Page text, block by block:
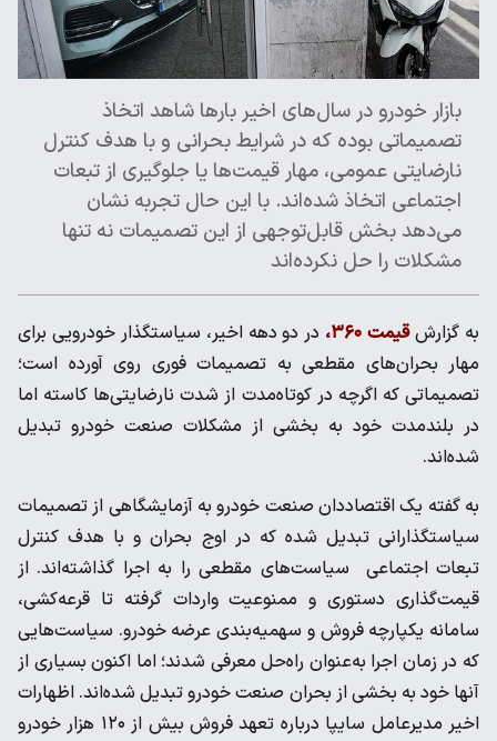
بازار خودرو در سال‌های اخیر بارها شاهد اتخاذ
تصمیماتی بوده که در شرایط بحرانی و با هدف کنترل
نارضایتی عمومی، مهار قیمت‌ها یا جلوگیری از تبعات
اجتماعی اتخاذ شده‌اند. با این حال تجربه نشان
می‌دهد بخش قابل‌توجهی از این تصمیمات نه تنها
مشکلات را حل نکرده‌اند
به گزارشقیمت ۳۶۰،
در دو دهه اخیر، سیاستگذار خودرویی برای
مهار بحران‌های مقطعی به تصمیمات فوری روی آورده است؛
تصمیماتی که اگرچه در کوتاه‌مدت از شدت نارضایتی‌ها کاسته اما
در بلندمدت خود به بخشی از مشکلات صنعت خودرو تبدیل
شده‌اند.
به گفته یک اقتصاددان صنعت خودرو به آزمایشگاهی از تصمیمات
سیاستگذارانی تبدیل شده که در اوج بحران و با هدف کنترل
تبعات اجتماعی سیاست‌های مقطعی را به اجرا گذاشته‌اند. از
قیمت‌گذاری دستوری و ممنوعیت واردات گرفته تا قرعه‌کشی،
سامانه یکپارچه فروش و سهمیه‌بندی عرضه خودرو. سیاست‌هایی
که در زمان اجرا به‌عنوان راه‌حل معرفی شدند؛ اما اکنون بسیاری از
آنها خود به بخشی از بحران صنعت خودرو تبدیل شده‌اند. اظهارات
اخیر مدیرعامل سایپا درباره تعهد فروش بیش از ۱۲۰ هزار خودرو